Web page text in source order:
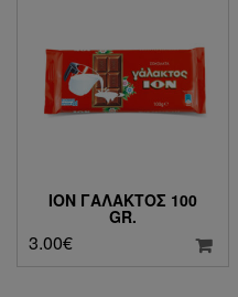
ΙΟΝ ΓΆΛΑΚΤΟΣ 100
GR.
3.00€